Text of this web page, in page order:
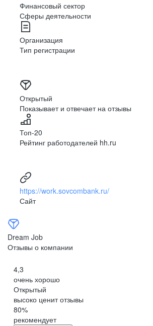
Финансовый сектор
Сферы деятельности
Организация
Тип регистрации
Открытый
Показывает и отвечает на отзывы
Топ-20
Рейтинг работодателей hh.ru
https://work.sovcombank.ru/
Сайт
Dream Job
Отзывы о компании
4,3
очень хорошо
Открытый
высоко ценит отзывы
80%
рекомендует